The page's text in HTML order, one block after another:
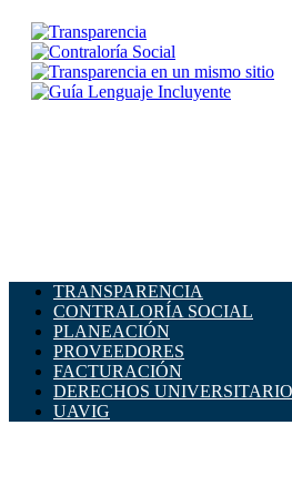
TRANSPARENCIA
CONTRALORÍA SOCIAL
PLANEACIÓN
PROVEEDORES
FACTURACIÓN
DERECHOS
UAVIG